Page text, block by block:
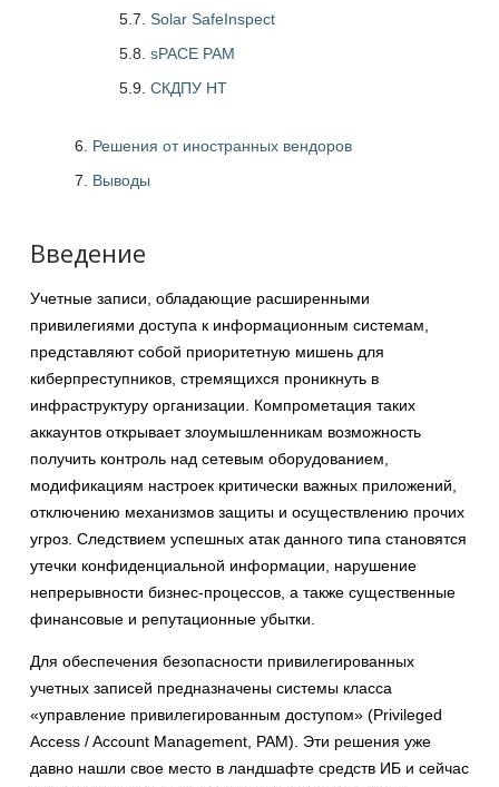
5.7. Solar SafeInspect
5.8. sPACE PAM
5.9. СКДПУ НТ
Решения от иностранных вендоров
Выводы
Введение
Учетные записи, обладающие расширенными
привилегиями доступа к информационным системам,
представляют собой приоритетную мишень для
киберпреступников, стремящихся проникнуть в
инфраструктуру организации. Компрометация таких
аккаунтов открывает злоумышленникам возможность
получить контроль над сетевым оборудованием,
модификациям настроек критически важных приложений,
отключению механизмов защиты и осуществлению прочих
угроз. Следствием успешных атак данного типа становятся
утечки конфиденциальной информации, нарушение
непрерывности бизнес-процессов, а также существенные
финансовые и репутационные убытки.
Для обеспечения безопасности привилегированных
учетных записей предназначены системы класса
«управление привилегированным доступом» (Privileged
Access / Account Management, PAM). Эти решения уже
давно нашли свое место в ландшафте средств ИБ и сейчас